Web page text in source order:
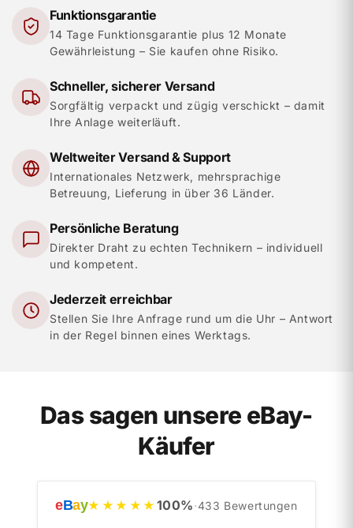
Funktionsgarantie
14 Tage Funktionsgarantie plus 12 Monate
Gewährleistung – Sie kaufen ohne Risiko.
Schneller, sicherer Versand
Sorgfältig verpackt und zügig verschickt – damit
Ihre Anlage weiterläuft.
Weltweiter Versand & Support
Internationales Netzwerk, mehrsprachige
Betreuung, Lieferung in über 36 Länder.
Persönliche Beratung
Direkter Draht zu echten Technikern – individuell
und kompetent.
Jederzeit erreichbar
Stellen Sie Ihre Anfrage rund um die Uhr – Antwort
in der Regel binnen eines Werktags.
Das sagen unsere eBay-
Käufer
eBay★★★★★ 100%·433 Bewertungen